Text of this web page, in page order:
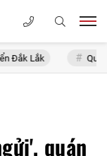
Quy tập hài cốt liệt
quán